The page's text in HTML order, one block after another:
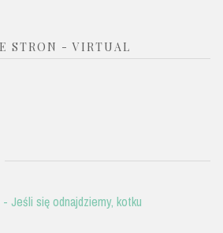
STRON - VIRTUAL
- Jeśli się odnajdziemy, kotku